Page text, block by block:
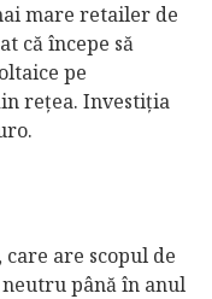
mare retailer de
că începe să
pe
reţea. Investiţia
are scopul de
până în anul